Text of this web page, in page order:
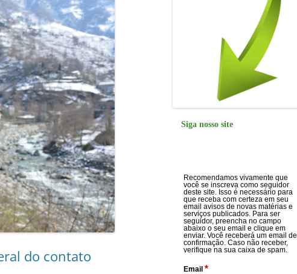
do contato
Siga nosso site
Recomendamos vivamente que
você se inscreva como seguidor
deste site. Isso é necessário para
que receba com certeza em seu
email avisos de novas matérias e
serviços publicados. Para ser
seguidor, preencha no campo
abaixo o seu email e clique em
enviar. Você receberá um email de
confirmação. Caso não receber,
verifique na sua caixa de spam.
Email *